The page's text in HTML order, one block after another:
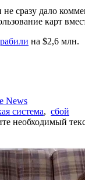
сразу дало
карт
на $2,6 млн.
News
система, сбой
необходимый